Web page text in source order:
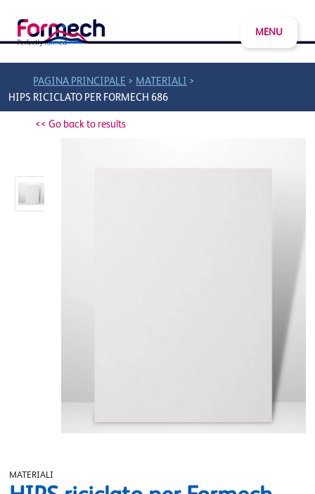
MENU
PAGINA PRINCIPALE > MATERIALI >
HIPS RICICLATO PER FORMECH 686
<< Go back to results
MATERIALI